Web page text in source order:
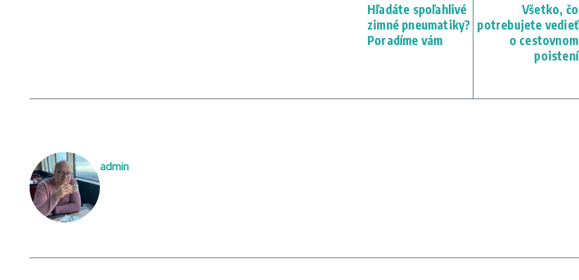
Hľadáte spoľahlivé
zimné pneumatiky?
Poradíme vám
Všetko, čo
potrebujete vedieť
o cestovnom
poistení
admin